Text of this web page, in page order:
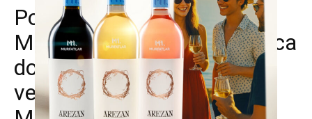
Ponta, despre cearta
Macovei – EBA: Se poartă ca
două ţaţe, este o ruşine ce
vedem. Îi urez succes lui